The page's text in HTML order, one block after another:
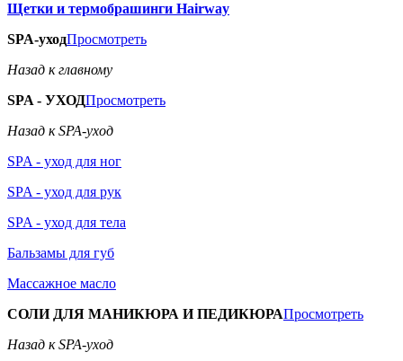
Щетки и термобрашинги Hairway
SPA-уходПросмотреть
Назад к главному
SPA - УХОДПросмотреть
Назад к SPA-уход
SPA - уход для ног
SPA - уход для рук
SPA - уход для тела
Бальзамы для губ
Массажное масло
СОЛИ ДЛЯ МАНИКЮРА И ПЕДИКЮРАПросмотреть
Назад к SPA-уход